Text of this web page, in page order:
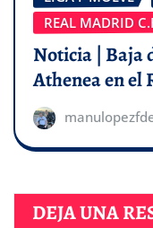
REAL MADRID
Noticia | Baja
Athenea en el
DEJA UNA